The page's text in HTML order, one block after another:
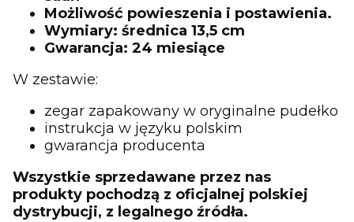
Możliwość powieszenia i postawienia.
Wymiary: średnica 13,5 cm
Gwarancja: 24 miesiące
W zestawie:
zegar zapakowany w oryginalne pudełko
instrukcja w języku polskim
gwarancja producenta
Wszystkie sprzedawane przez nas
produkty pochodzą z oficjalnej polskiej
dystrybucji, z legalnego źródła.